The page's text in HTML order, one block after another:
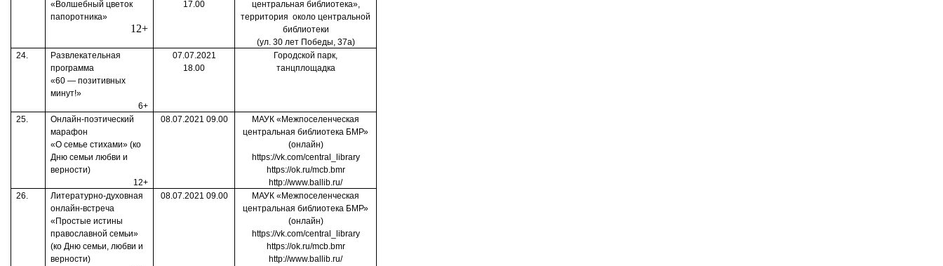
«Волшебный цветок
папоротника»
12+
17.00
центральная библиотека»,
территория около центральной
библиотеки
(ул. 30 лет Победы, 37а)
24.
Развлекательная
программа
«60 — позитивных
минут!»
6+
07.07.2021
18.00
Городской парк,
танцплощадка
25.
Онлайн-поэтический
марафон
«О семье стихами» (ко
Дню семьи любви и
верности)
12+
08.07.2021 09.00
МАУК «Межпоселенческая
центральная библиотека БМР»
(онлайн)
https://vk.com/central_library
https://ok.ru/mcb.bmr
http://www.ballib.ru/
26.
Литературно-духовная
онлайн-встреча
«Простые истины
православной семьи»
(ко Дню семьи, любви и
верности)
08.07.2021 09.00
МАУК «Межпоселенческая
центральная библиотека БМР»
(онлайн)
https://vk.com/central_library
https://ok.ru/mcb.bmr
http://www.ballib.ru/